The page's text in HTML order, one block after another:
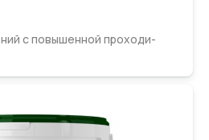
с повышенной проходи­